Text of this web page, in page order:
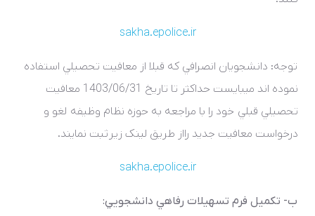
sakha.epolice.ir
توجه: دانشجويان انصرافي که قبلا از معافيت تحصيلي استفاده
نموده اند ميبايست حداکثر تا تاريخ 1403/06/31 معافيت
تحصيلي قبلي خود را با مراجعه به حوزه نظام وظيفه لغو و
درخواست معافيت جديد رااز طريق لينک زير ثبت نمايند.
sakha.epolice.ir
ب- تکميل فرم تسهيلات رفاهي دانشجويي: